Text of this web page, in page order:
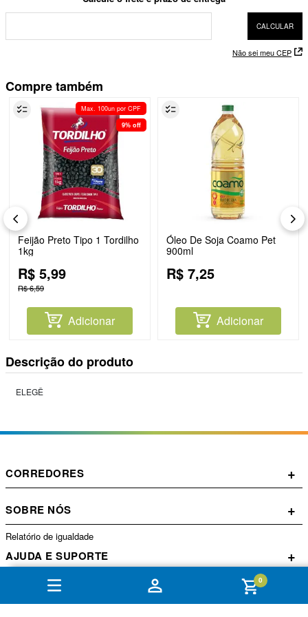
0
Não sei meu CEP
Compre também
Max. 100un por CPF
9% off
Feijão Preto Tipo 1 Tordilho
1kg
R$ 5,99
R$6,59
Adicionar
Óleo De Soja Coamo Pet
900ml
R$ 7,25
Adicionar
Descrição do produto
ELEGÊ
CORREDORES +
SOBRE NÓS +
Relatório de igualdade
AJUDA E SUPORTE +